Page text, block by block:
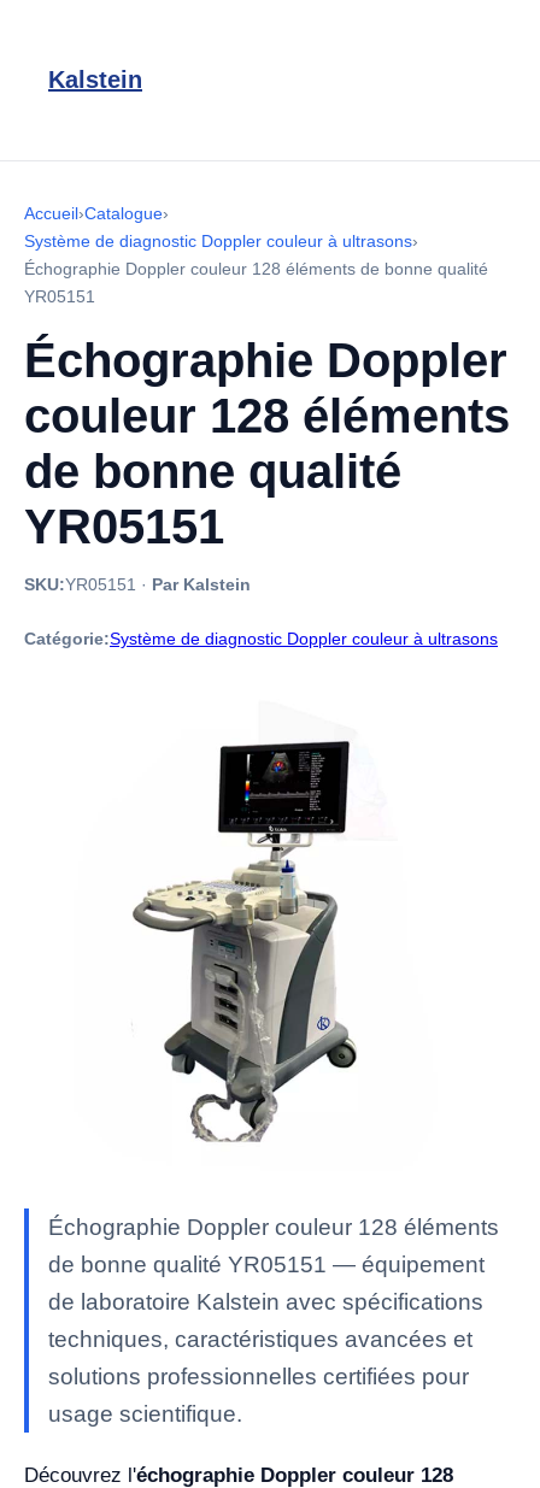
Kalstein
Accueil›Catalogue›
Système de diagnostic Doppler couleur à ultrasons›
Échographie Doppler couleur 128 éléments de bonne qualité
YR05151
Échographie Doppler
couleur 128 éléments
de bonne qualité
YR05151
SKU:YR05151 · Par Kalstein
Catégorie:Système de diagnostic Doppler couleur à ultrasons
Échographie Doppler couleur 128 éléments
de bonne qualité YR05151 — équipement
de laboratoire Kalstein avec spécifications
techniques, caractéristiques avancées et
solutions professionnelles certifiées pour
usage scientifique.
Découvrez l'échographie Doppler couleur 128